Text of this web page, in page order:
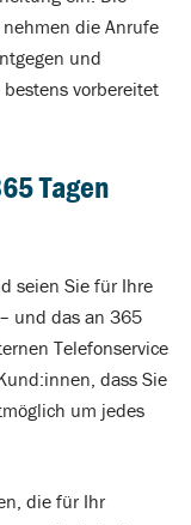
die Anrufe
und
vorbereitet
Tagen
seien Sie für Ihre
und das an 365
Telefonservice
dass Sie
um jedes
die für Ihr